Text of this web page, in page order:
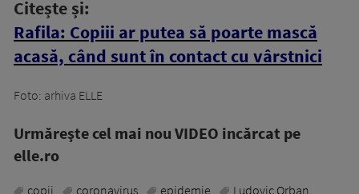
Citește și:
Rafila: Copiii ar putea să poarte mască
acasă, când sunt în contact cu vârstnici
Foto: arhiva ELLE
Urmăreşte cel mai nou VIDEO incărcat pe
elle.ro
copii coronavirus epidemie
Ludovic Orban